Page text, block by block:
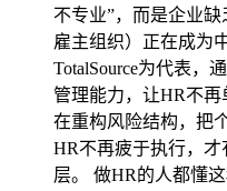
不专业”，而是企业
雇主组织）正在成为
TotalSource为代表，
管理能力，让HR不
在重构风险结构，把
HR不再疲于执行，
层。 做HR的人都懂